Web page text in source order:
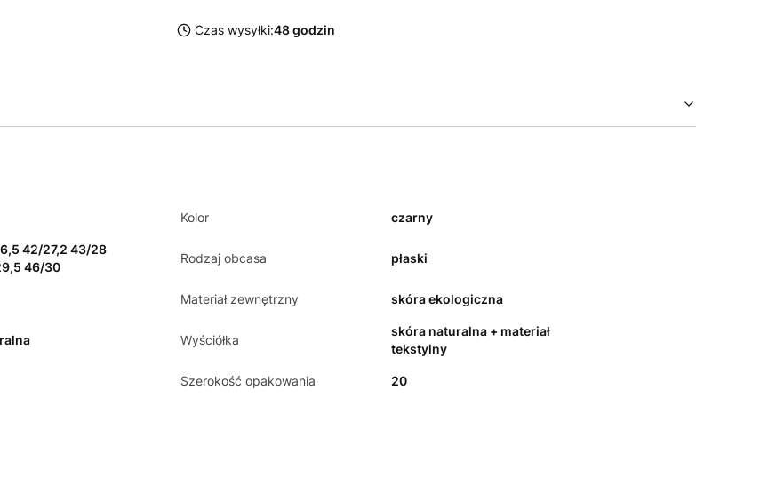
Czas wysyłki:48 godzin
Kolor czarny
42/27,2 43/28
46/30
Rodzaj obcasa płaski
Materiał zewnętrzny skóra ekologiczna
Wyściółka
skóra naturalna + materiał
tekstylny
Szerokość opakowania 20